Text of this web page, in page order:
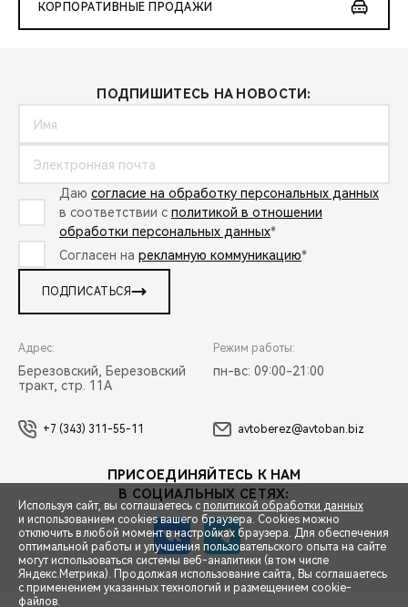
СПЕЦПРЕДЛОЖЕНИЯ
КОРПОРАТИВНЫЕ ПРОДАЖИ
ПОДПИШИТЕСЬ НА НОВОСТИ:
Даю согласие на обработку персональных данных
в соответствии с политикой в отношении
обработки персональных данных*
Согласен на рекламную коммуникацию*
ПОДПИСАТЬСЯ
Адрес:
Березовский, Березовский
тракт, стр. 11А
Режим работы:
пн-вс: 09:00-21:00
+7 (343) 311-55-11 avtoberez@avtoban.biz
ПРИСОЕДИНЯЙТЕСЬ К НАМ
В СОЦИАЛЬНЫХ СЕТЯХ:
Используя сайт, вы соглашаетесь с политикой обработки данных
и использованием cookies вашего браузера. Cookies можно
отключить в любой момент в настройках браузера. Для обеспечения
оптимальной работы и улучшения пользовательского опыта на сайте
могут использоваться системы веб-аналитики (в том числе
Яндекс.Метрика). Продолжая использование сайта, Вы соглашаетесь
с применением указанных технологий и размещением cookie-
файлов.